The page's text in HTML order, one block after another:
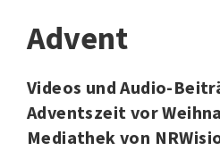
Advent
Videos und Audio-
Adventszeit vor
Mediathek von